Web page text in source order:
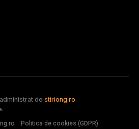
de stiriong.ro.
Politica de cookies (GDPR)